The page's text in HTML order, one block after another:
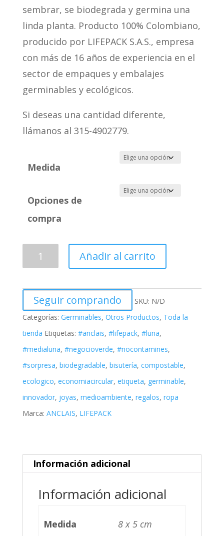
sembrar, se biodegrada y germina una
linda planta. Producto 100% Colombiano,
producido por LIFEPACK S.A.S., empresa
con más de 16 años de experiencia en el
sector de empaques y embalajes
germinables y ecológicos.
Si deseas una cantidad diferente,
llámanos al 315-4902779.
Medida
Opciones de
compra
Añadir al carrito
Seguir comprando SKU: N/D
Categorías: Germinables, Otros Productos, Toda la
tienda Etiquetas: #anclais, #lifepack, #luna,
#medialuna, #negocioverde, #nocontamines,
#sorpresa, biodegradable, bisutería, compostable,
ecologico, economiacircular, etiqueta, germinable,
innovador, joyas, medioambiente, regalos, ropa
Marca: ANCLAIS, LIFEPACK
Información adicional
Información adicional
Medida 8 x 5 cm